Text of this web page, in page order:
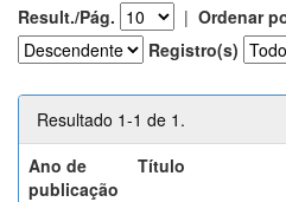
Result./Pág. | Ordenar
Registro(s)
Resultado 1-1 de 1.
Ano de
publicação
Título